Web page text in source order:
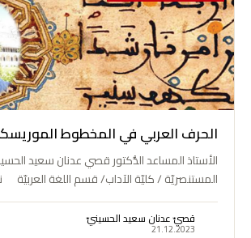
الحرف العربي في المخطوط
الأستاذ المساعد الدُّكتور قصي عدنان سعيد
المستنصريّة / كليّة الآداب/ قسم اللغة
الأندلسـ من الموريسكيين ـ…
قصيّ عدنان سعيد الحسينيّ
21.12.2023